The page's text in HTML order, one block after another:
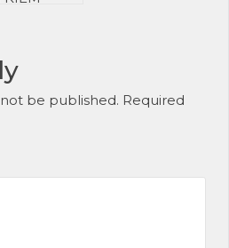
TRONG
BI
be published. Required